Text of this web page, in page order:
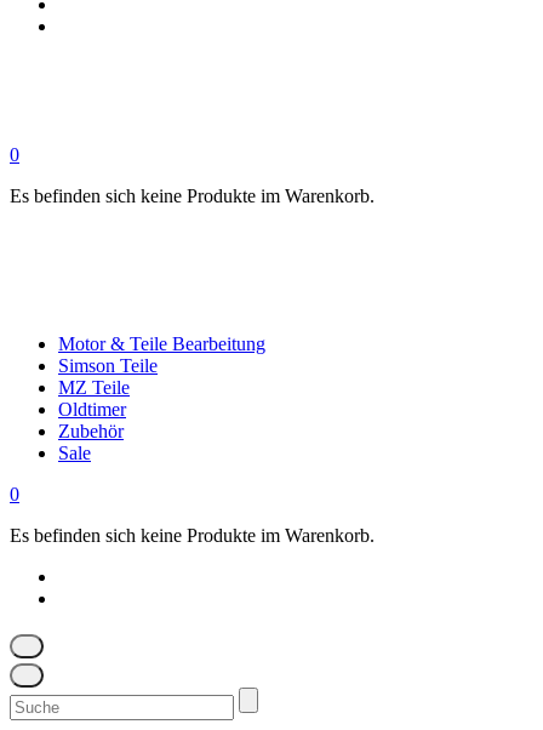
0
Es befinden sich keine Produkte im Warenkorb.
Motor & Teile Bearbeitung
Simson Teile
MZ Teile
Oldtimer
Zubehör
Sale
0
Es befinden sich keine Produkte im Warenkorb.
Suchen
nach: